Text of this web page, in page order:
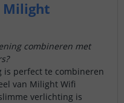
Milight
combineren met
perfect te combineren
van Milight Wifi
verlichting is